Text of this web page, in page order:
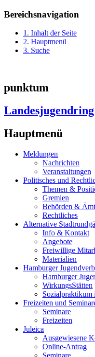
Bereichsnavigation
1. Inhalt der Seite
2. Hauptmenü
3. Suche
punktum
Hauptmenü
Meldungen
Nachrichten
Veranstaltungen
Politisches und
Themen &
Gremien
Behörden &
Rechtliches
Alternative
Info & Kontakt
Angebote
Freiwillige
Materialien
Hamburger
Hamburger
WirkungsStätten
Sozialpraktikum
Freizeiten und
Seminare
Freizeiten
Juleica
Ausgewiesene
Online-Antrag
Seminare